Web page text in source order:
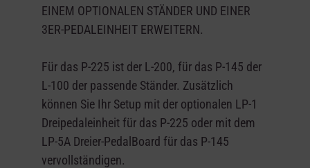
EINEM OPTIONALEN STÄNDER UND EINER
3ER-PEDALEINHEIT ERWEITERN.
Für das P-225 ist der L-200, für das P-145 der
L-100 der passende Ständer. Zusätzlich
können Sie Ihr Setup mit der optionalen LP-1
Dreipedaleinheit für das P-225 oder mit dem
LP-5A Dreier-PedalBoard für das P-145
vervollständigen.